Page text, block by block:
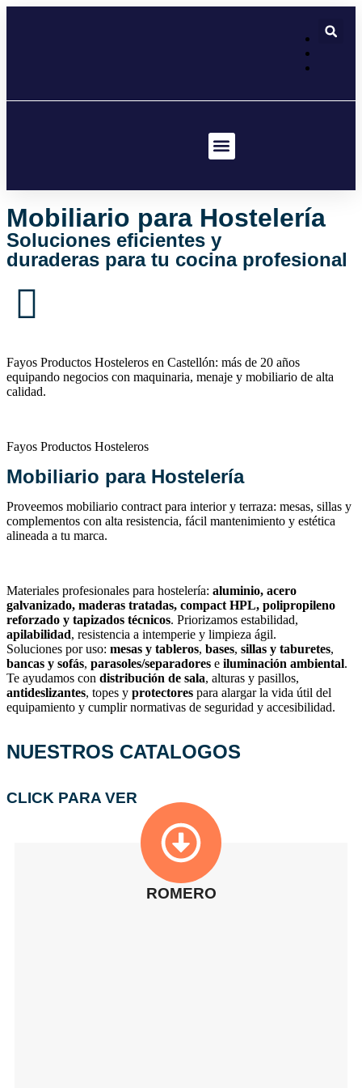
Mobiliario para Hostelería
Soluciones eficientes y
duraderas para tu cocina profesional
Fayos Productos Hosteleros en Castellón: más de 20 años
equipando negocios con maquinaria, menaje y mobiliario de alta
calidad.
Fayos Productos Hosteleros
Mobiliario para Hostelería
Proveemos mobiliario contract para interior y terraza: mesas, sillas y
complementos con alta resistencia, fácil mantenimiento y estética
alineada a tu marca.
Materiales profesionales para hostelería: aluminio, acero
galvanizado, maderas tratadas, compact HPL, polipropileno
reforzado y tapizados técnicos. Priorizamos estabilidad,
apilabilidad, resistencia a intemperie y limpieza ágil.
Soluciones por uso: mesas y tableros, bases, sillas y taburetes,
bancas y sofás, parasoles/separadores e iluminación ambiental.
Te ayudamos con distribución de sala, alturas y pasillos,
antideslizantes, topes y protectores para alargar la vida útil del
equipamiento y cumplir normativas de seguridad y accesibilidad.
NUESTROS CATALOGOS
CLICK PARA VER
ROMERO